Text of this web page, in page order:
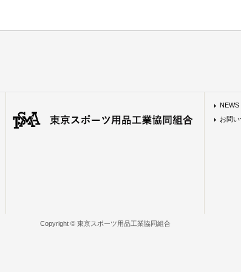
NEWS
お問
Copyright © 東京スポーツ用品工業協同組合